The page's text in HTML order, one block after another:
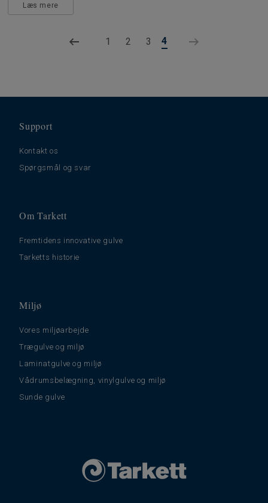
Læs mere
1 2 3 4
Support
Kontakt os
Spørgsmål og svar
Om Tarkett
Fremtidens innovative gulve
Tarketts historie
Miljø
Vores miljøarbejde
Trægulve og miljø
Laminatgulve og miljø
Vådrumsbelægning, vinylgulve og miljø
Sunde gulve